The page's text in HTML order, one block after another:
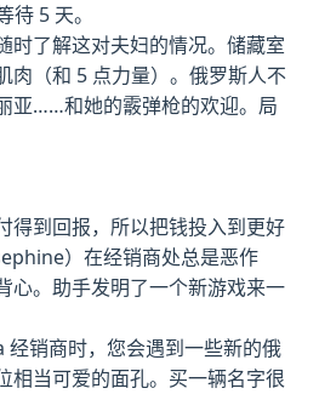
5 天。
时了解这对夫妇的情况。储藏室
肉（和 5 点力量）。俄罗斯人不
亚……和她的霰弹枪的欢迎。局
得到回报，所以把钱投入到更好
）在经销商处总是恶作
心。助手发明了一个新游戏来一
经销商时，您会遇到一些新的俄
相当可爱的面孔。买一辆名字很